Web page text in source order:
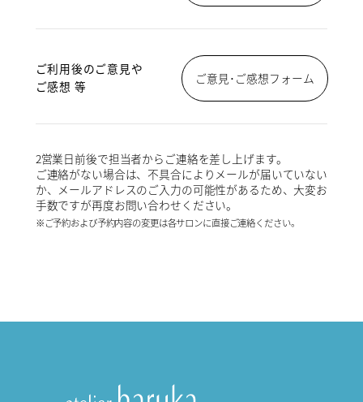
ご利用後のご意見や
ご感想 等
ご意見･ご感想フォーム
2営業日前後で担当者からご連絡を差し上げます。
ご連絡がない場合は、不具合によりメールが届いていない
か、メールアドレスのご入力の可能性があるため、大変お
手数ですが再度お問い合わせください。
※ご予約および予約内容の変更は各サロンに直接ご連絡ください。